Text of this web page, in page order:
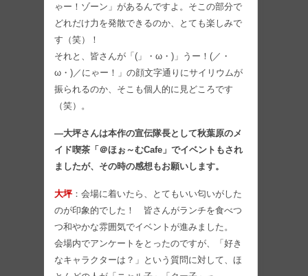
ゃー！ゾーン」があるんですよ。そこの部分で
どれだけ力を発散できるのか、とても楽しみで
す（笑）！
それと、皆さんが「(」・ω・)」うー！(／・
ω・)／にゃー！」の顔文字通りにサイリウムが
振られるのか、そこも個人的に見どころです
（笑）。
―大坪さんは本作の宣伝隊長として秋葉原のメ
イド喫茶「＠ほぉ～むCafe」でイベントもされ
ましたが、その時の感想もお願いします。
大坪：会場に着いたら、とてもいい匂いがした
のが印象的でした！ 皆さんがランチを食べつ
つ和やかな雰囲気でイベントが進みました。
会場内でアンケートをとったのですが、「好き
なキャラクターは？」という質問に対して、ほ